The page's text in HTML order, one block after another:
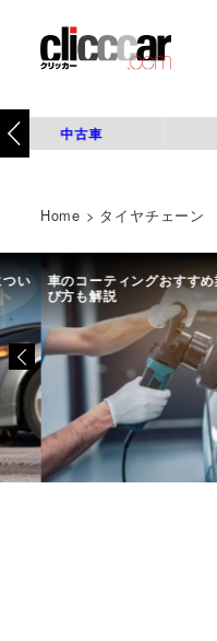
中古車
Home > タイヤチェーン
い 車のコーティングおすす
び方も解説